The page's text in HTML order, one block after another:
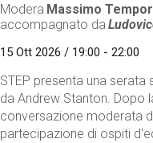
Modera Massimo
accompagnato da
15 Ott 2026 / 19:00 - 22:00
STEP presenta una serata
da Andrew Stanton. Dopo
conversazione moderata
partecipazione di ospiti